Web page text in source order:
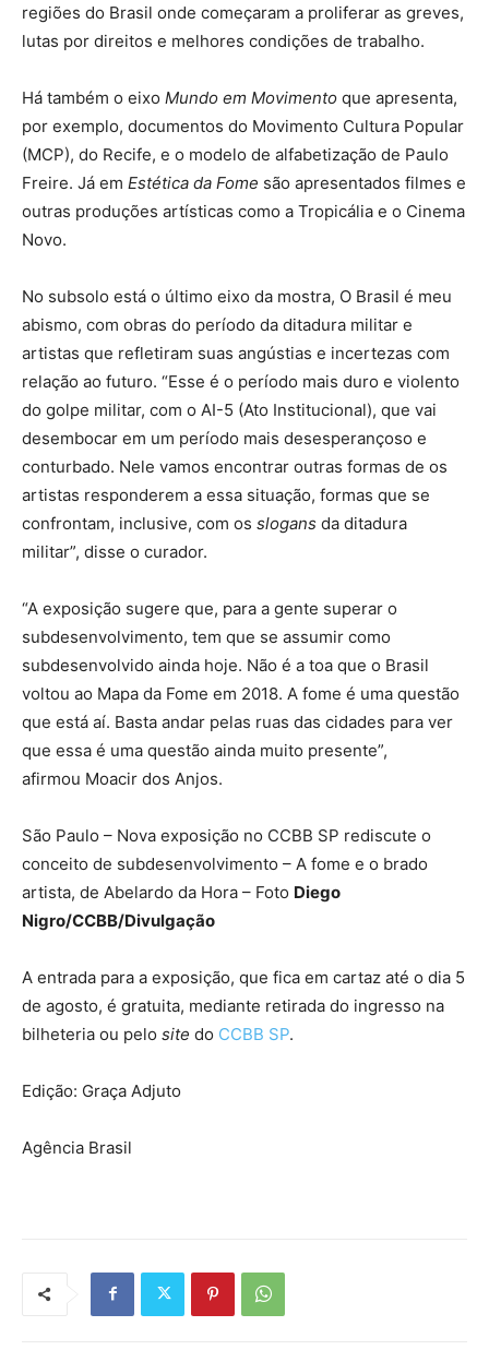
regiões do Brasil onde começaram a proliferar as greves,
lutas por direitos e melhores condições de trabalho.
Há também o eixo Mundo em Movimento que apresenta,
por exemplo, documentos do Movimento Cultura Popular
(MCP), do Recife, e o modelo de alfabetização de Paulo
Freire. Já em Estética da Fome são apresentados filmes e
outras produções artísticas como a Tropicália e o Cinema
Novo.
No subsolo está o último eixo da mostra, O Brasil é meu
abismo, com obras do período da ditadura militar e
artistas que refletiram suas angústias e incertezas com
relação ao futuro. “Esse é o período mais duro e violento
do golpe militar, com o AI-5 (Ato Institucional), que vai
desembocar em um período mais desesperançoso e
conturbado. Nele vamos encontrar outras formas de os
artistas responderem a essa situação, formas que se
confrontam, inclusive, com os slogans da ditadura
militar”, disse o curador.
“A exposição sugere que, para a gente superar o
subdesenvolvimento, tem que se assumir como
subdesenvolvido ainda hoje. Não é a toa que o Brasil
voltou ao Mapa da Fome em 2018. A fome é uma questão
que está aí. Basta andar pelas ruas das cidades para ver
que essa é uma questão ainda muito presente”,
afirmou Moacir dos Anjos.
São Paulo – Nova exposição no CCBB SP rediscute o
conceito de subdesenvolvimento – A fome e o brado
artista, de Abelardo da Hora – Foto Diego
Nigro/CCBB/Divulgação
A entrada para a exposição, que fica em cartaz até o dia 5
de agosto, é gratuita, mediante retirada do ingresso na
bilheteria ou pelo site do CCBB SP.
Edição: Graça Adjuto
Agência Brasil